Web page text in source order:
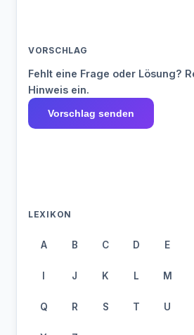
VORSCHLAG
Fehlt eine Frage oder Lösung?
Hinweis ein.
Vorschlag senden
LEXIKON
A B C D E
I J K L M
Q R S T U